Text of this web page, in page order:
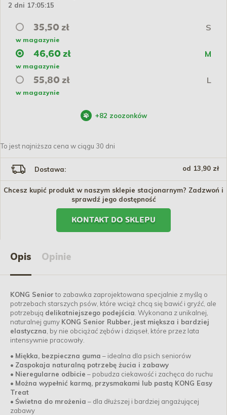
2 dni 17:05:15
35,50 zł S
w magazynie
46,60 zł M
w magazynie
55,80 zł L
w magazynie
+82 zoozonków
To jest najniższa cena w ciągu 30 dni
Dostawa: od 13,90 zł
Chcesz kupić produkt w naszym sklepie stacjonarnym? Zadzwoń i
sprawdź jego dostępność
KONTAKT DO SKLEPU
Opis Opinie
KONG Seniorto zabawka zaprojektowana specjalnie z myślą o
potrzebach starszych psów, które wciąż chcą się bawić i gryźć, ale
potrzebują delikatniejszego podejścia . Wykonana z unikalnej,
naturalnej gumy KONG Senior Rubber, jest miększa i bardziej
elastyczna , by nie obciążać zębów i dziąseł, które przez lata
intensywnie pracowały.
• Miękka, bezpieczna guma – idealna dla psich seniorów
• Zaspokaja naturalną potrzebę żucia i zabawy
• Nieregularne odbicie – pobudza ciekawość i zachęca do ruchu
• Można wypełnić karmą, przysmakami lub pastą KONG Easy
Treat
• Świetna do mrożenia – dla dłuższej i bardziej angażującej
zabawy